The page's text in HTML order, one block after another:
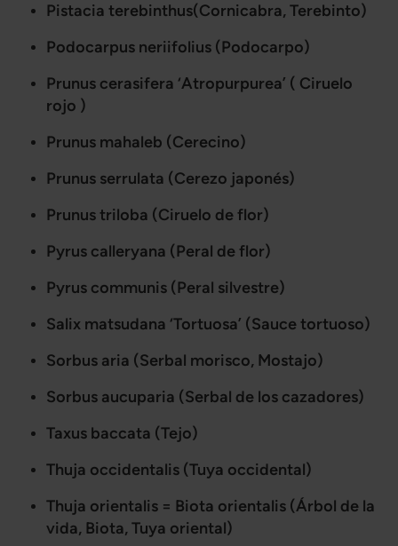
Pistacia terebinthus(Cornicabra, Terebinto)
Podocarpus neriifolius (Podocarpo)
Prunus cerasifera ‘Atropurpurea’ ( Ciruelo
rojo )
Prunus mahaleb (Cerecino)
Prunus serrulata (Cerezo japonés)
Prunus triloba (Ciruelo de flor)
Pyrus calleryana (Peral de flor)
Pyrus communis (Peral silvestre)
Salix matsudana ‘Tortuosa’ (Sauce tortuoso)
Sorbus aria (Serbal morisco, Mostajo)
Sorbus aucuparia (Serbal de los cazadores)
Taxus baccata (Tejo)
Thuja occidentalis (Tuya occidental)
Thuja orientalis = Biota orientalis (Árbol de la
vida, Biota, Tuya oriental)